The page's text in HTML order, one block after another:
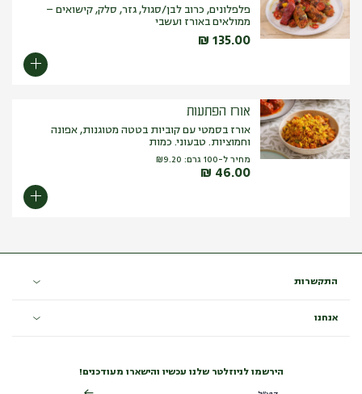
פלפלונים, כרוב לבן/סגול, גזר, סלק, קישואים –
ממולאים באורז ועשבי
₪ 135.00
אורז הפתעות
אורז בסמטי עם קוביות בטטה מטוגנות, אפונה
וחמוציות. טבעוני. כמות
מחיר ל-100 גרם: ₪9.20
₪ 46.00
התקשרות
אנחנו
הירשמו לניוזלטר שלנו עכשיו והישארו מעודכנים!